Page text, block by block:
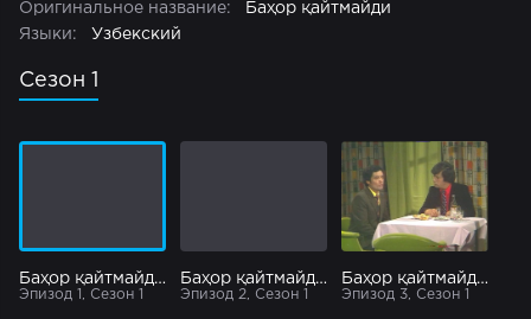
Оригинальное название:
Баҳор қайтмайди
Языки:
Узбекский
Сезон 1
Баҳор қайтмайди 1 қисм
Эпизод 1, Сезон 1
Баҳор қайтмайди 2 қисм
Эпизод 2, Сезон 1
Баҳор қайтмайди 3 қисм
Эпизод 3, Сезон 1